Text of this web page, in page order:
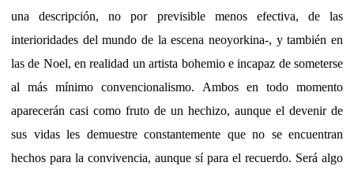
una descripción, no por previsible menos efectiva, de las
interioridades del mundo de la escena neoyorkina-, y también en
las de Noel, en realidad un artista bohemio e incapaz de someterse
al más mínimo convencionalismo. Ambos en todo momento
aparecerán casi como fruto de un hechizo, aunque el devenir de
sus vidas les demuestre constantemente que no se encuentran
hechos para la convivencia, aunque sí para el recuerdo. Será algo